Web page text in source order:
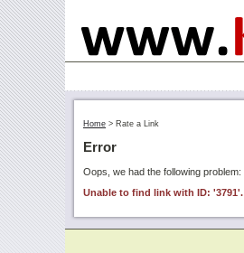
Home > Rate a Link
Error
Oops, we had the following problem:
Unable to find link with ID: '3791'.